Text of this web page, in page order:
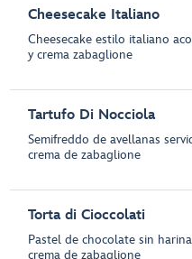
Cheesecake Italiano
Cheesecake estilo italiano
y crema zabaglione
Tartufo Di Nocciola
Semifreddo de avellanas
crema de zabaglione
Torta di Cioccolati
Pastel de chocolate sin
crema de zabaglione